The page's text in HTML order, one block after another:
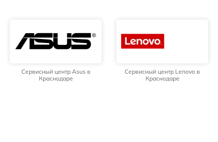
Сервисный центр Asus в
Краснодаре
Сервисный центр Lenovo в
Краснодаре